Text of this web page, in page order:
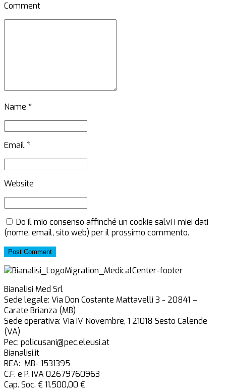
Comment
Name *
Email *
Website
Do il mio consenso affinché un cookie salvi i miei dati
(nome, email, sito web) per il prossimo commento.
Post Comment
Bianalisi Med Srl
Sede legale: Via Don Costante Mattavelli 3 - 20841 –
Carate Brianza (MB)
Sede operativa: Via IV Novembre, 1 21018 Sesto Calende
(VA)
Pec: policusani@pec.eleusi.at
Bianalisi.it
REA: MB- 1531395
C.F. e P. IVA 02679760963
Cap. Soc. € 11.500,00 €